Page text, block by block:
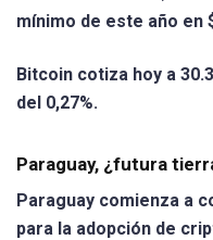
mínimo de este año en
Bitcoin cotiza hoy a
del 0,27%.
Paraguay, ¿futura
Paraguay comienza a
para la adopción de